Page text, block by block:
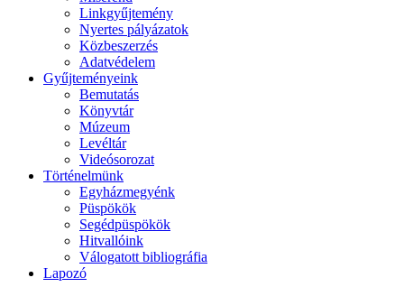
Linkgyűjtemény
Nyertes pályázatok
Közbeszerzés
Adatvédelem
Gyűjteményeink
Bemutatás
Könyvtár
Múzeum
Levéltár
Videósorozat
Történelmünk
Egyházmegyénk
Püspökök
Segédpüspökök
Hitvallóink
Válogatott bibliográfia
Lapozó